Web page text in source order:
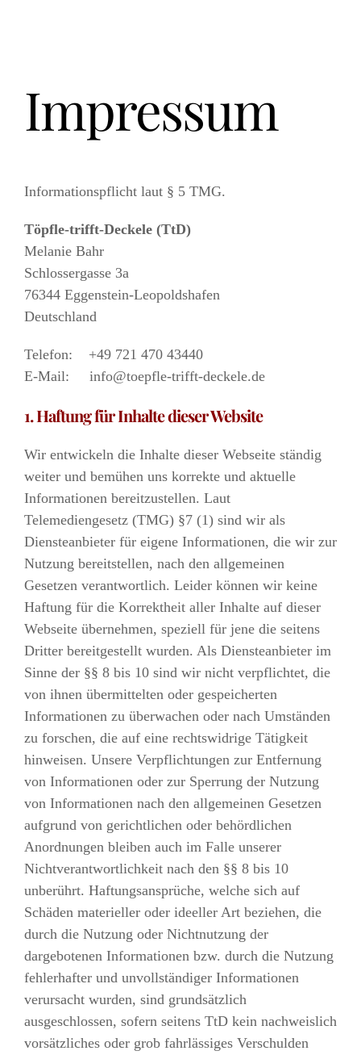
Impressum
Informationspflicht laut § 5 TMG.
Töpfle-trifft-Deckele (TtD)
Melanie Bahr
Schlossergasse 3a
76344 Eggenstein-Leopoldshafen
Deutschland
Telefon: +49 721 470 43440
E-Mail: info@toepfle-trifft-deckele.de
1. Haftung für Inhalte dieser Website
Wir entwickeln die Inhalte dieser Webseite ständig
weiter und bemühen uns korrekte und aktuelle
Informationen bereitzustellen. Laut
Telemediengesetz (TMG) §7 (1) sind wir als
Diensteanbieter für eigene Informationen, die wir zur
Nutzung bereitstellen, nach den allgemeinen
Gesetzen verantwortlich. Leider können wir keine
Haftung für die Korrektheit aller Inhalte auf dieser
Webseite übernehmen, speziell für jene die seitens
Dritter bereitgestellt wurden. Als Diensteanbieter im
Sinne der §§ 8 bis 10 sind wir nicht verpflichtet, die
von ihnen übermittelten oder gespeicherten
Informationen zu überwachen oder nach Umständen
zu forschen, die auf eine rechtswidrige Tätigkeit
hinweisen. Unsere Verpflichtungen zur Entfernung
von Informationen oder zur Sperrung der Nutzung
von Informationen nach den allgemeinen Gesetzen
aufgrund von gerichtlichen oder behördlichen
Anordnungen bleiben auch im Falle unserer
Nichtverantwortlichkeit nach den §§ 8 bis 10
unberührt. Haftungsansprüche, welche sich auf
Schäden materieller oder ideeller Art beziehen, die
durch die Nutzung oder Nichtnutzung der
dargebotenen Informationen bzw. durch die Nutzung
fehlerhafter und unvollständiger Informationen
verursacht wurden, sind grundsätzlich
ausgeschlossen, sofern seitens TtD kein nachweislich
vorsätzliches oder grob fahrlässiges Verschulden